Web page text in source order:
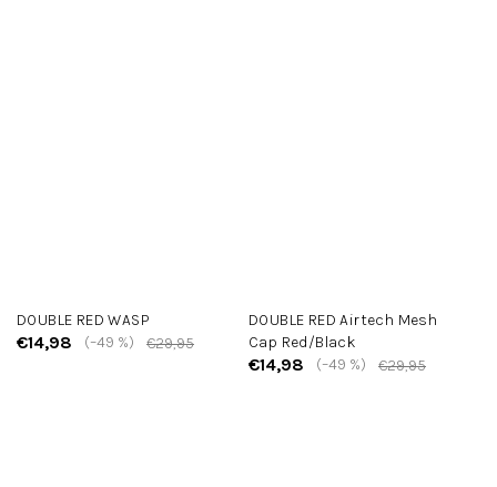
DOUBLE RED WASP
€14,98 €29,95
(–49 %)
DOUBLE RED Airtech Mesh
Cap Red/Black
€14,98 €29,95
(–49 %)